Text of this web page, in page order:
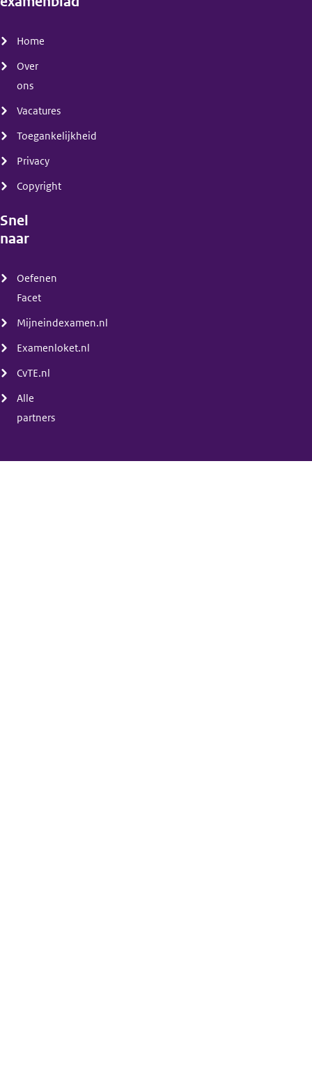
Home
Over
ons
Vacatures
Toegankelijkheid
Privacy
Copyright
Snel
naar
Oefenen
Facet
Mijneindexamen.nl
Examenloket.nl
CvTE.nl
Alle
partners